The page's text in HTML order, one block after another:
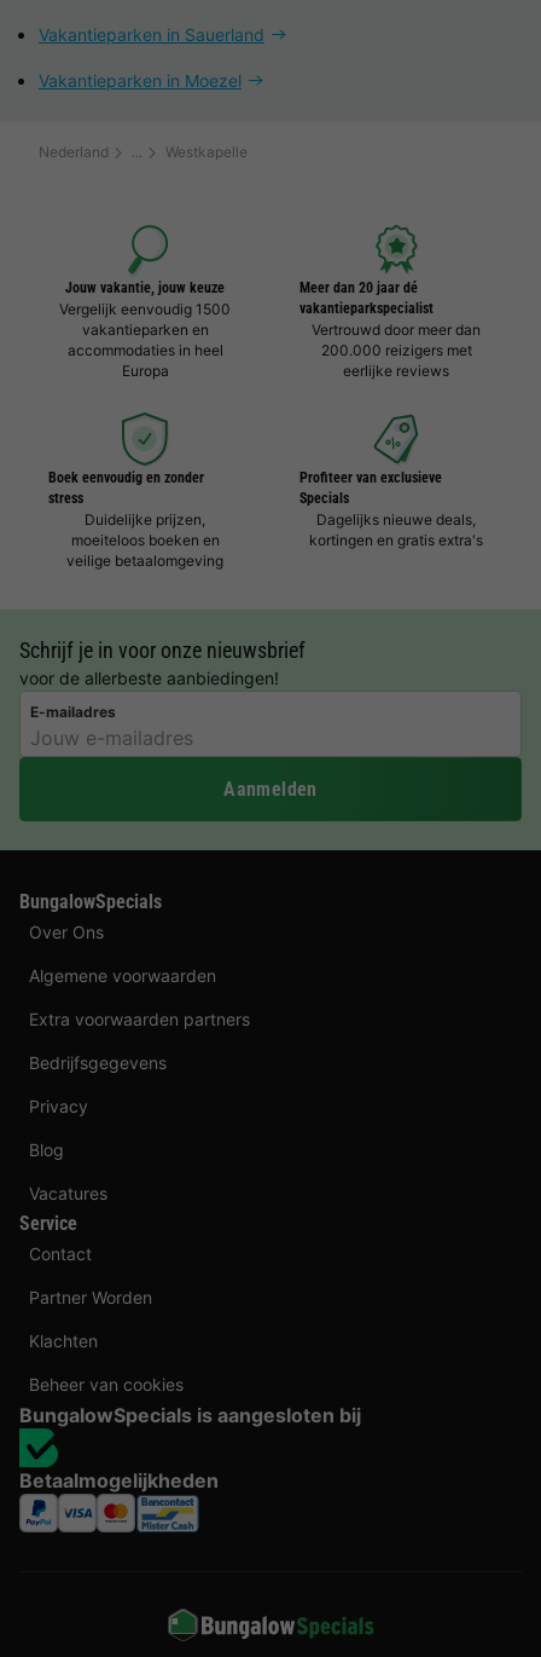
Vakantieparken in Sauerland
Vakantieparken in Moezel
Nederland Westkapelle
Jouw vakantie, jouw keuze
Vergelijk eenvoudig 1500
vakantieparken en
accommodaties in heel
Europa
Meer dan 20 jaar dé
vakantieparkspecialist
Vertrouwd door meer dan
200.000 reizigers met
eerlijke reviews
Boek eenvoudig en zonder
stress
Duidelijke prijzen,
moeiteloos boeken en
veilige betaalomgeving
Profiteer van exclusieve
Specials
Dagelijks nieuwe deals,
kortingen en gratis extra's
Schrijf je in voor onze nieuwsbrief
voor de allerbeste aanbiedingen!
E-mailadres
Aanmelden
BungalowSpecials
Over Ons
Algemene voorwaarden
Extra voorwaarden partners
Bedrijfsgegevens
Privacy
Blog
Vacatures
Service
Contact
Partner Worden
Klachten
Beheer van cookies
BungalowSpecials is aangesloten bij
Betaalmogelijkheden